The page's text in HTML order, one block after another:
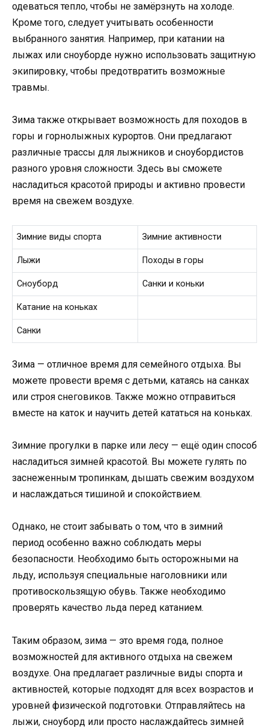
одеваться тепло, чтобы не замёрзнуть на холоде.
Кроме того, следует учитывать особенности
выбранного занятия. Например, при катании на
лыжах или сноуборде нужно использовать защитную
экипировку, чтобы предотвратить возможные
травмы.
Зима также открывает возможность для походов в
горы и горнолыжных курортов. Они предлагают
различные трассы для лыжников и сноубордистов
разного уровня сложности. Здесь вы сможете
насладиться красотой природы и активно провести
время на свежем воздухе.
Зимние виды спорта Зимние активности
Лыжи Походы в горы
Сноуборд Санки и коньки
Катание на коньках
Санки
Зима — отличное время для семейного отдыха. Вы
можете провести время с детьми, катаясь на санках
или строя снеговиков. Также можно отправиться
вместе на каток и научить детей кататься на коньках.
Зимние прогулки в парке или лесу — ещё один способ
насладиться зимней красотой. Вы можете гулять по
заснеженным тропинкам, дышать свежим воздухом
и наслаждаться тишиной и спокойствием.
Однако, не стоит забывать о том, что в зимний
период особенно важно соблюдать меры
безопасности. Необходимо быть осторожными на
льду, используя специальные наголовники или
противоскользящую обувь. Также необходимо
проверять качество льда перед катанием.
Таким образом, зима — это время года, полное
возможностей для активного отдыха на свежем
воздухе. Она предлагает различные виды спорта и
активностей, которые подходят для всех возрастов и
уровней физической подготовки. Отправляйтесь на
лыжи, сноуборд или просто наслаждайтесь зимней